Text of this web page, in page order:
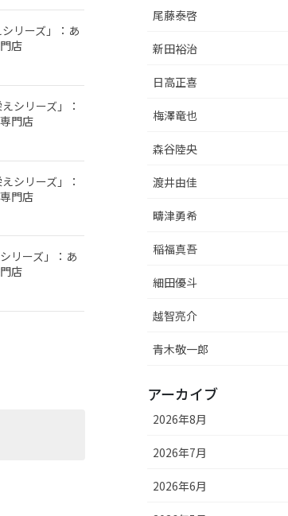
リーズ」：あ
店
シリーズ」：
門店
シリーズ」：
門店
リーズ」：あ
店
尾藤泰啓
新田裕治
日高正喜
梅澤竜也
森谷陸央
渡井由佳
疇津勇希
稲福真吾
細田優斗
越智亮介
青木敬一郎
アーカイブ
2026年8月
2026年7月
2026年6月